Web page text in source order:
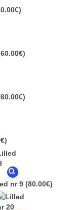
nr 9 (80.00€)